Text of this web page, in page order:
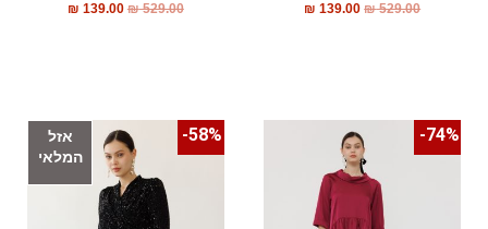
₪529.00
₪ 139.00
₪529.00
₪ 139.00
74%-
אזל
המלאי
58%-